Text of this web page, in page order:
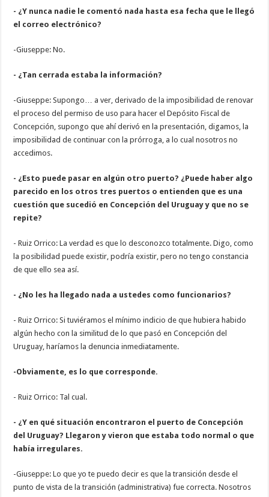
- ¿Y nunca nadie le comentó nada hasta esa fecha que le llegó
el correo electrónico?
-Giuseppe: No.
- ¿Tan cerrada estaba la información?
-Giuseppe: Supongo… a ver, derivado de la imposibilidad de renovar
el proceso del permiso de uso para hacer el Depósito Fiscal de
Concepción, supongo que ahí derivó en la presentación, digamos, la
imposibilidad de continuar con la prórroga, a lo cual nosotros no
accedimos.
- ¿Esto puede pasar en algún otro puerto? ¿Puede haber algo
parecido en los otros tres puertos o entienden que es una
cuestión que sucedió en Concepción del Uruguay y que no se
repite?
- Ruiz Orrico: La verdad es que lo desconozco totalmente. Digo, como
la posibilidad puede existir, podría existir, pero no tengo constancia
de que ello sea así.
- ¿No les ha llegado nada a ustedes como funcionarios?
- Ruiz Orrico: Si tuviéramos el mínimo indicio de que hubiera habido
algún hecho con la similitud de lo que pasó en Concepción del
Uruguay, haríamos la denuncia inmediatamente.
-Obviamente, es lo que corresponde.
- Ruiz Orrico: Tal cual.
- ¿Y en qué situación encontraron el puerto de Concepción
del Uruguay? Llegaron y vieron que estaba todo normal o que
había irregulares.
-Giuseppe: Lo que yo te puedo decir es que la transición desde el
punto de vista de la transición (administrativa) fue correcta. Nosotros